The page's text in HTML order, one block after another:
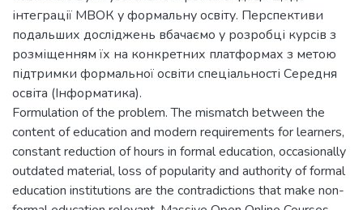
інтеграції МВОК у формальну освіту. Перспективи
подальших досліджень вбачаємо у розробці курсів з
розміщенням їх на конкретних платформах з метою
підтримки формальної освіти спеціальності Середня
освіта (Інформатика).
Formulation of the problem. The mismatch between the
content of education and modern requirements for learners,
constant reduction of hours in formal education, occasionally
outdated material, loss of popularity and authority of formal
education institutions are the contradictions that make non-